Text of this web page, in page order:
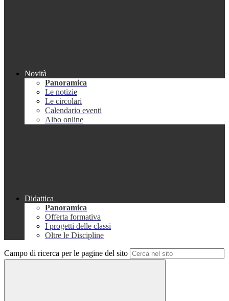
Novità
Panoramica
Le notizie
Le circolari
Calendario eventi
Albo online
Didattica
Panoramica
Offerta formativa
I progetti delle classi
Oltre le Discipline
Campo di ricerca per le pagine del sito